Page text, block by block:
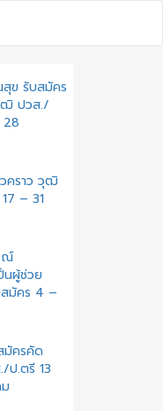
ข รับสมัคร
ฒิ ปวส./
28
คราว วุฒิ
– 31
ณ์
นผู้ช่วย
มัคร 4 –
มัครคัด
ป.ตรี 13